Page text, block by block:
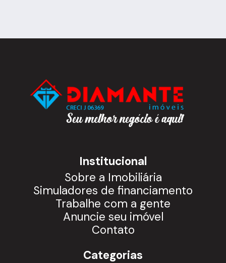
Institucional
Sobre a Imobiliária
Simuladores de financiamento
Trabalhe com a gente
Anuncie seu imóvel
Contato
Categorias